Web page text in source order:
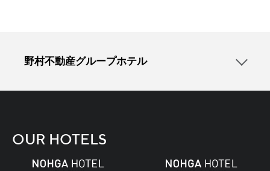
野村不動産グループホテル
OUR HOTELS